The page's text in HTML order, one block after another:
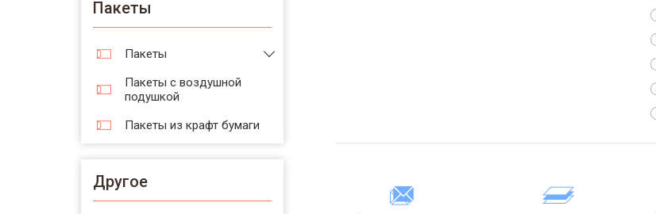
Пакеты
Пакеты
Пакеты с воздушной
подушкой
Пакеты из крафт бумаги
Другое